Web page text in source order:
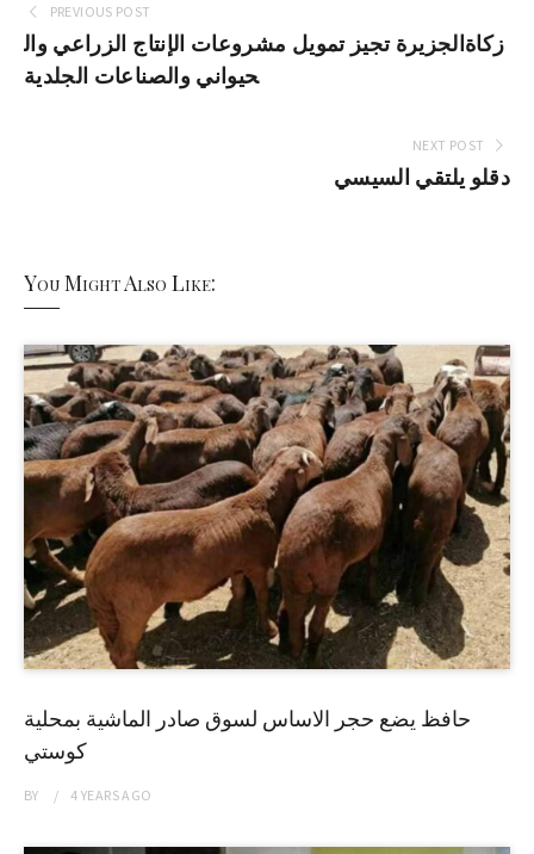
PREVIOUS POST
زكاةالجزيرة تجيز تمويل مشروعات الإنتاج الزراعي وال
حيواني والصناعات الجلدية
NEXT POST
دقلو يلتقي السيسي
You Might Also Like:
حافظ يضع حجر الاساس لسوق صادر الماشية بمحلية
كوستي
BY 4 YEARSAGO